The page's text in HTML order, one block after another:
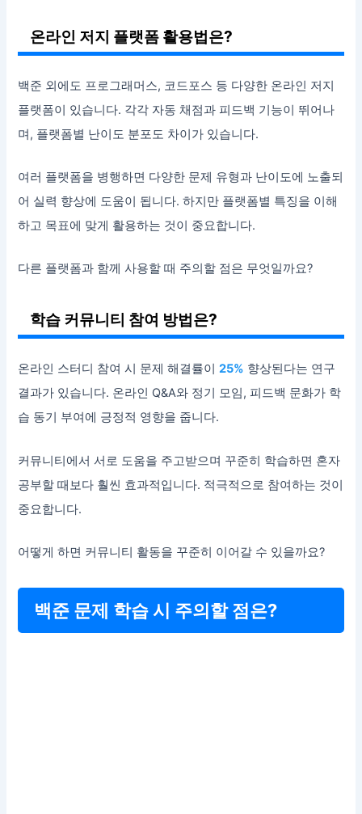
온라인 저지 플랫폼 활용법은?
백준 외에도 프로그래머스, 코드포스 등 다양한 온라인 저지
플랫폼이 있습니다. 각각 자동 채점과 피드백 기능이 뛰어나
며, 플랫폼별 난이도 분포도 차이가 있습니다.
여러 플랫폼을 병행하면 다양한 문제 유형과 난이도에 노출되
어 실력 향상에 도움이 됩니다. 하지만 플랫폼별 특징을 이해
하고 목표에 맞게 활용하는 것이 중요합니다.
다른 플랫폼과 함께 사용할 때 주의할 점은 무엇일까요?
학습 커뮤니티 참여 방법은?
온라인 스터디 참여 시 문제 해결률이25% 향상된다는 연구
결과가 있습니다. 온라인 Q&A와 정기 모임, 피드백 문화가 학
습 동기 부여에 긍정적 영향을 줍니다.
커뮤니티에서 서로 도움을 주고받으며 꾸준히 학습하면 혼자
공부할 때보다 훨씬 효과적입니다. 적극적으로 참여하는 것이
중요합니다.
어떻게 하면 커뮤니티 활동을 꾸준히 이어갈 수 있을까요?
백준 문제 학습 시 주의할 점은?